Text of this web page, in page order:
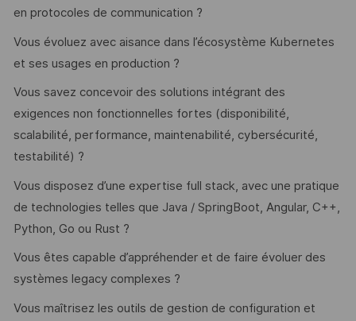
en protocoles de communication ?
Vous évoluez avec aisance dans l’écosystème Kubernetes
et ses usages en production ?
Vous savez concevoir des solutions intégrant des
exigences non fonctionnelles fortes (disponibilité,
scalabilité, performance, maintenabilité, cybersécurité,
testabilité) ?
Vous disposez d’une expertise full stack, avec une pratique
de technologies telles que Java / SpringBoot, Angular, C++,
Python, Go ou Rust ?
Vous êtes capable d’appréhender et de faire évoluer des
systèmes legacy complexes ?
Vous maîtrisez les outils de gestion de configuration et